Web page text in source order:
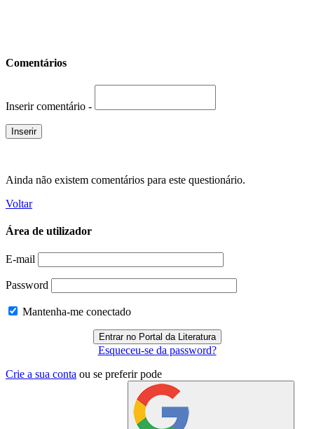
Comentários
Inserir comentário -
Ainda não existem comentários para este questionário.
Voltar
Área de utilizador
E-mail
Password
Mantenha-me conectado
Esqueceu-se da password?
Crie a sua conta ou se preferir pode